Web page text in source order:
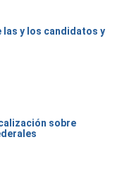
las y los candidatos y
sobre